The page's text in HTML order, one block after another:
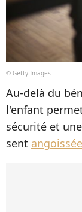
© Getty Images
Au-delà du
l'enfant
sécurité et
sent angoissée